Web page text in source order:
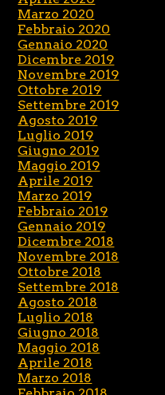
Marzo 2020
Febbraio 2020
Gennaio 2020
Dicembre 2019
Novembre 2019
Ottobre 2019
Settembre 2019
Agosto 2019
Luglio 2019
Giugno 2019
Maggio 2019
Aprile 2019
Marzo 2019
Febbraio 2019
Gennaio 2019
Dicembre 2018
Novembre 2018
Ottobre 2018
Settembre 2018
Agosto 2018
Luglio 2018
Giugno 2018
Maggio 2018
Aprile 2018
Marzo 2018